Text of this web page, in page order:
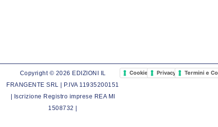
Copyright © 2026 EDIZIONI IL
FRANGENTE SRL | P.IVA 11935200151
| Iscrizione Registro imprese REA MI
1508732 |
Cookie PolicyPrivacy PolicyTermini e